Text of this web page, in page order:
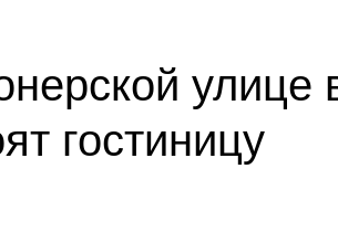
улице
гостиницу